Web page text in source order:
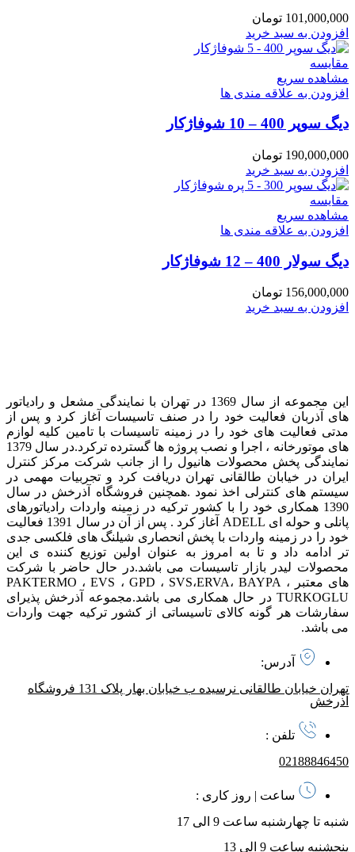
101,000,000 تومان
افزودن به سبد خرید
مقایسه
مشاهده سریع
افزودن به علاقه مندی ها
دیگ سوپر 400 – 10 شوفاژکار
190,000,000 تومان
افزودن به سبد خرید
مقایسه
مشاهده سریع
افزودن به علاقه مندی ها
دیگ سولار 400 – 12 شوفاژکار
156,000,000 تومان
افزودن به سبد خرید
این مجموعه از سال 1369 در تهران با نمایندگی مشعل و رادیاتور
های آذربان فعالیت خود را در صنف تاسیسات آغاز کرد و پس از
مدتی فعالیت های خود را در زمینه تاسیسات با تامین کلیه لوازم
های موتورخانه ، اجرا و نصب پروژه ها گسترده ترکرد. در سال 1379
نمایندگی پخش محصولات هانیول را از جانب شرکت مرکز کنترل
ایران در خیابان طالقانی تهران دریافت کرد و تجربیات مهمی در
سیستم های کنترلی اخذ نمود . همچنین فروشگاه آذرخش در سال
1390 همکاری خود را با کشور ترکیه در زمینه واردات رادیاتورهای
پانلی و حوله ای ADELL آغاز کرد . پس از آن در سال 1391 فعالیت
خود را در زمینه واردات با پخش انحصاری شیلنگ های فلکسی جدی
تر ادامه داد و تا به امروز به عنوان اولین توزیع کننده ی این
محصولات لیدر بازار تاسیسات می باشد. در حال حاضر با شرکت
های معتبر PAKTERMO ، EVS ، GPD ، SVS،ERVA، BAYPA ،
TURKOGLU در حال همکاری می باشد. مجموعه آذرخش پذیرای
سفارشات هر گونه کالای تاسیساتی از کشور ترکیه جهت واردات
می باشد.
آدرس:
تهران خیابان طالقانی نرسیده ب خیابان بهار پلاک 131 فروشگاه
آذرخش
تلفن :
02188846450
ساعت | روز کاری :
شنبه تا چهارشنبه ساعت 9 الی 17
پنجشنبه ساعت 9 الی 13